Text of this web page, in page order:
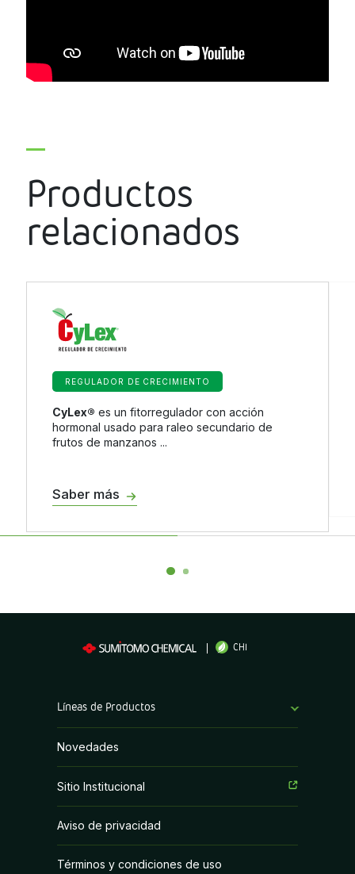
Productos
relacionados
REGULADOR DE CRECIMIENTO
CyLex® es un fitorregulador con acción
hormonal usado para raleo secundario de
frutos de manzanos ...
Saber más
CHI
Líneas de Productos
Coadyuvantes
Fungicidas
Herbicidas
Novedades
Sitio Institucional
Aviso de privacidad
Términos y condiciones de uso